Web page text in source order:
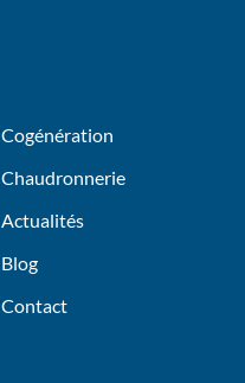
Cogénération
Chaudronnerie
Actualités
Blog
Contact